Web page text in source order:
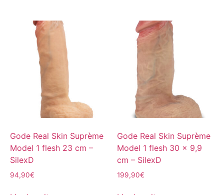
Gode Real Skin Suprème
Model 1 flesh 23 cm –
SilexD
94,90€
Gode Real Skin Suprème
Model 1 flesh 30 x 9,9
cm – SilexD
199,90€